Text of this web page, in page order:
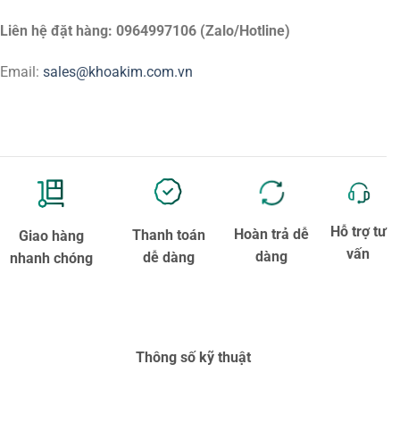
Liên hệ đặt hàng: 0964997106 (Zalo/Hotline)
Email: sales@khoakim.com.vn
Giao hàng
nhanh chóng
Thanh toán
dễ dàng
Hoàn trả dễ
dàng
Hỗ trợ tư
vấn
Thông số kỹ thuật